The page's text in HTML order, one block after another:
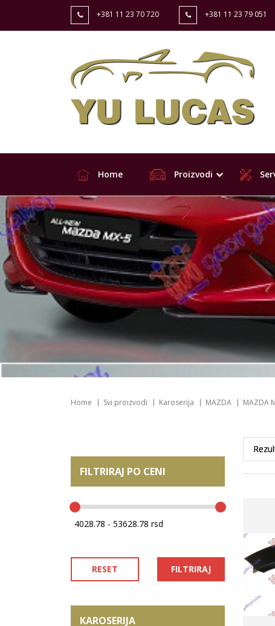
+381 11 23 70 720 +381 11 23 79 051
Home Proizvodi
Home Svi proizvodi Karoserija MAZDA MAZDA
FILTRIRAJ PO CENI
RESET FILTRIRAJ
KAROSERIJA